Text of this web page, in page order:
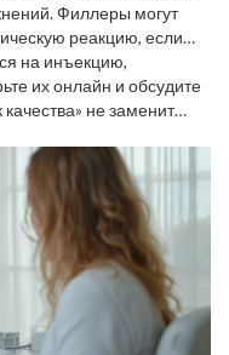
Филлеры могут
реакцию, если
Поэтому
к безопасной
на инъекцию,
их онлайн и обсудите
не заменит
руках.